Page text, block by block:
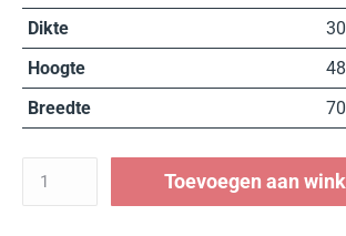
Dikte
Hoogte
Breedte
Toevoegen aan